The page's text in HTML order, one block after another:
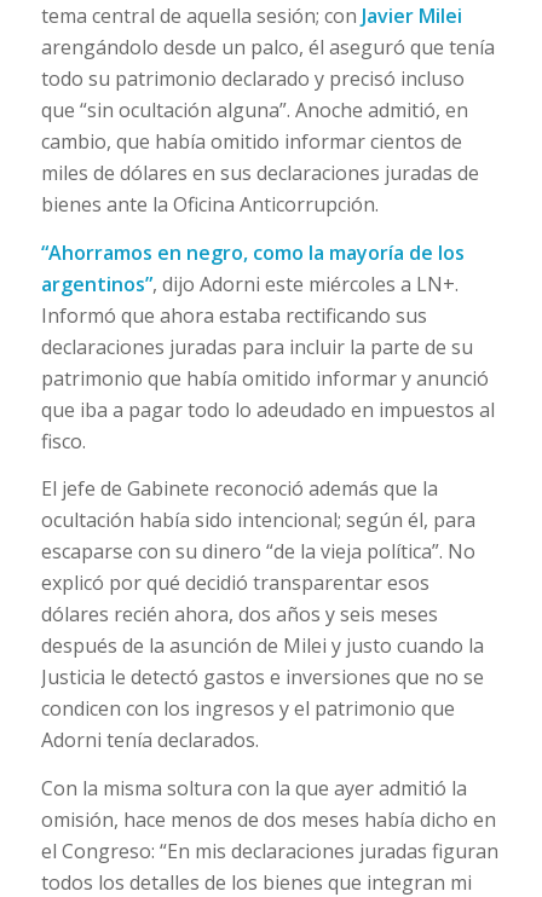
tema central de aquella sesión; con Javier Milei
arengándolo desde un palco, él aseguró que tenía
todo su patrimonio declarado y precisó incluso
que “sin ocultación alguna”. Anoche admitió, en
cambio, que había omitido informar cientos de
miles de dólares en sus declaraciones juradas de
bienes ante la Oficina Anticorrupción.
“Ahorramos en negro, como la mayoría de los
argentinos”, dijo Adorni este miércoles a LN+.
Informó que ahora estaba rectificando sus
declaraciones juradas para incluir la parte de su
patrimonio que había omitido informar y anunció
que iba a pagar todo lo adeudado en impuestos al
fisco.
El jefe de Gabinete reconoció además que la
ocultación había sido intencional; según él, para
escaparse con su dinero “de la vieja política”. No
explicó por qué decidió transparentar esos
dólares recién ahora, dos años y seis meses
después de la asunción de Milei y justo cuando la
Justicia le detectó gastos e inversiones que no se
condicen con los ingresos y el patrimonio que
Adorni tenía declarados.
Con la misma soltura con la que ayer admitió la
omisión, hace menos de dos meses había dicho en
el Congreso: “En mis declaraciones juradas figuran
todos los detalles de los bienes que integran mi